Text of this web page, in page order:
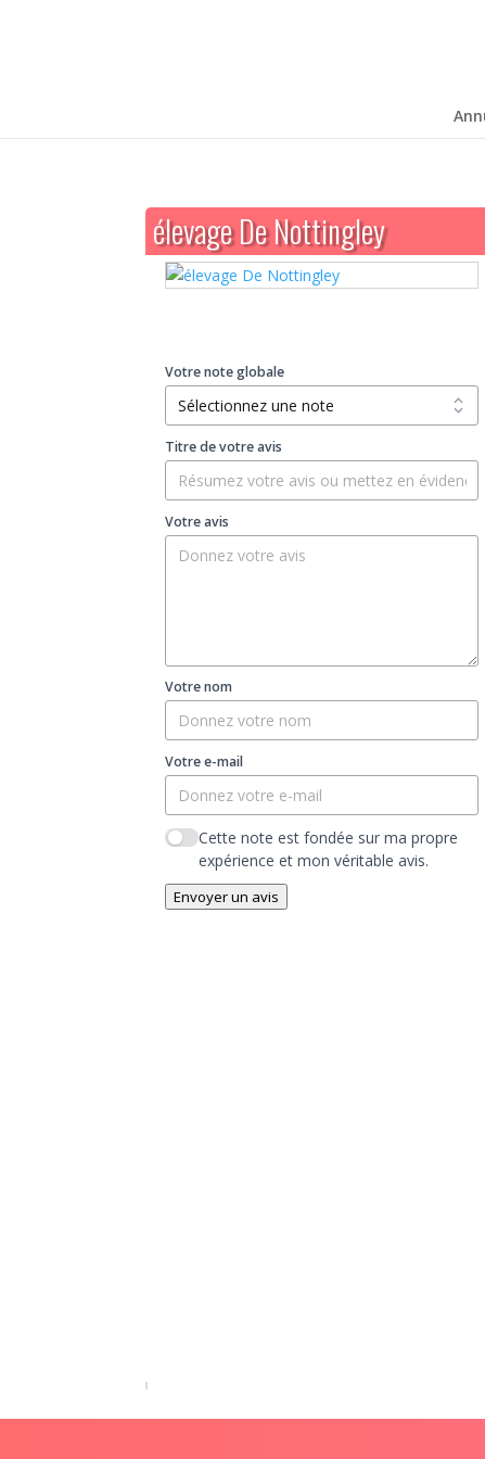
élevage De Nottingley
Votre note globale
Titre de votre avis
Votre avis
Votre nom
Votre e-mail
Cette note est fondée sur ma propre
expérience et mon véritable avis.
Envoyer un avis